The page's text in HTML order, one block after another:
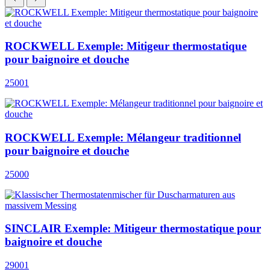
ROCKWELL Exemple: Mitigeur thermostatique
pour baignoire et douche
25001
ROCKWELL Exemple: Mélangeur traditionnel
pour baignoire et douche
25000
SINCLAIR Exemple: Mitigeur thermostatique pour
baignoire et douche
29001